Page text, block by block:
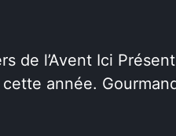
de l’Avent Ici
année.